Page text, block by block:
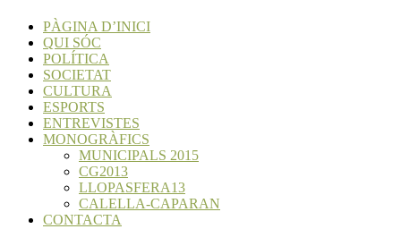
PÀGINA D’INICI
QUI SÓC
POLÍTICA
SOCIETAT
CULTURA
ESPORTS
ENTREVISTES
MONOGRÀFICS
MUNICIPALS 2015
CG2013
LLOPASFERA13
CALELLA-CAPARAN
CONTACTA